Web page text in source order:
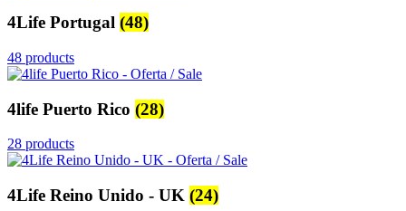
4Life Portugal (48)
48 products
4life Puerto Rico (28)
28 products
4Life Reino Unido - UK (24)